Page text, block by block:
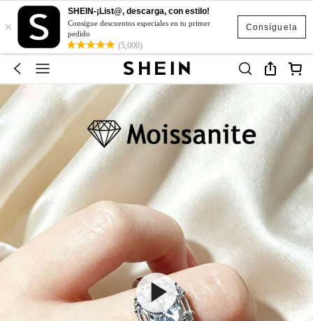
Consíguela
×
SHEIN-¡List@, descarga, con estilo!
Consigue descuentos especiales en tu primer
pedido
(5,000)